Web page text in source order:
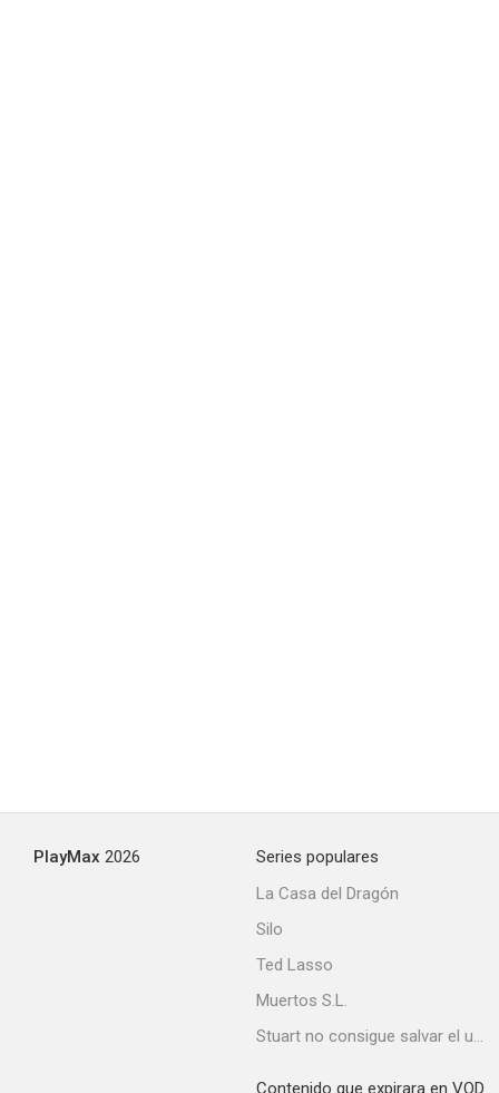
PlayMax 2026
Series populares
La Casa del Dragón
Silo
Ted Lasso
Muertos S.L.
Stuart no consigue salvar el universo
Contenido que expirara en VOD